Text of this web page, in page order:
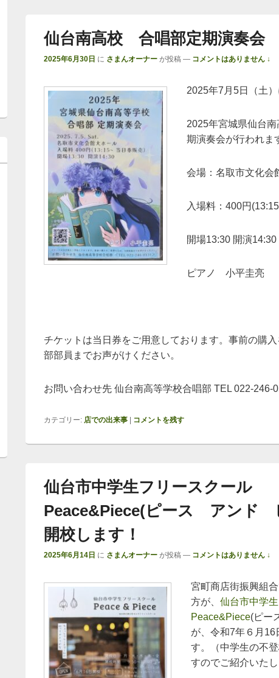
仙台南高校 合唱部定期演奏会
2025年6月30日 に さまんオーナー が投稿 — コメントはありません ↓
2025年7月5日（土）
2025年宮城県仙台
期演奏会が行われま
会場：名取市文化会
入場料：400円
開場13:30 開演14:30
ピアノ 小平圭亮
チケットは当日券をご用意しております。事前の購
部部員までお声がけください。
お問い合わせ先 仙台南高等学校合唱部 TEL 022-246-
カテゴリー: 店での出来事 | コメントを残す
仙台市中学生フリースクール
Peace&Piece(ピース アンド
開校します！
2025年6月14日 に さまんオーナー が投稿 — コメントはありません ↓
宮町商店街振興組
方が、 仙台市中学
Peace&Piece(ピー
が、令和7年６月16
す。（中学生の不
すのでご紹介いたし